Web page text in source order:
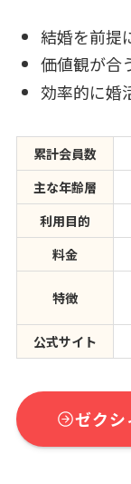
結婚を前提
価値観が合
効率的に婚
累計会員数
主な年齢層
利用目的
料金
特徴
公式サイト
ゼク